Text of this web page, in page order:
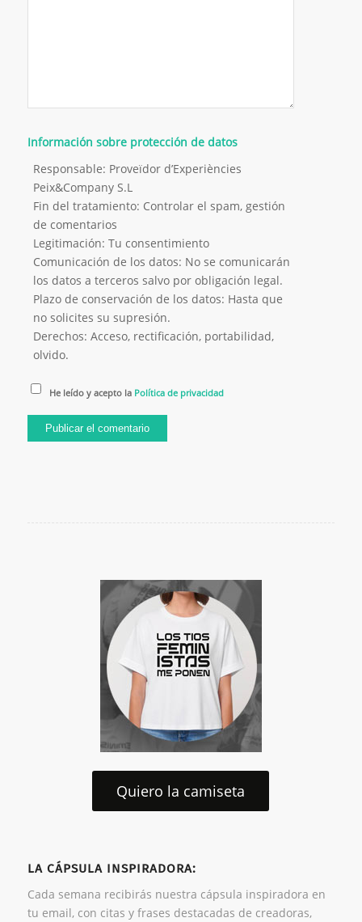
Información sobre protección de datos
Responsable: Proveïdor d’Experiències
Peix&Company S.L
Fin del tratamiento: Controlar el spam, gestión
de comentarios
Legitimación: Tu consentimiento
Comunicación de los datos: No se comunicarán
los datos a terceros salvo por obligación legal.
Plazo de conservación de los datos: Hasta que
no solicites su supresión.
Derechos: Acceso, rectificación, portabilidad,
olvido.
He leído y acepto la Política de privacidad
Quiero la camiseta
LA CÁPSULA INSPIRADORA:
Cada semana recibirás nuestra cápsula inspiradora en
tu email, con citas y frases destacadas de creadoras,